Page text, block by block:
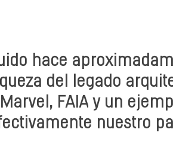
hace
del legado
FAIA y un
nuestro